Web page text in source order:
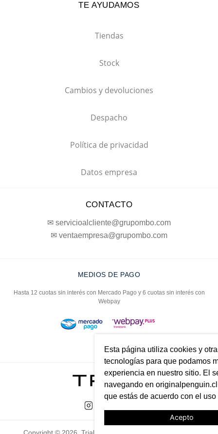
TE AYUDAMOS
Tiendas
Stock
Cambios y devoluciones
Despacho
Política de privacidad
Datos empresa
CONTACTO
✉ servicioalcliente@grupombo.com
✉ ventaempresa@grupombo.com
MEDIOS DE PAGO
Hasta 12 cuotas sin interés con Mercado Pago y 6 cuotas sin interés con
Webpay
Acepto
Esta página utiliza cookies y
tecnologías para que podamos
experiencia en nuestro sitio. El
navegando en
que estás de acuerdo con el